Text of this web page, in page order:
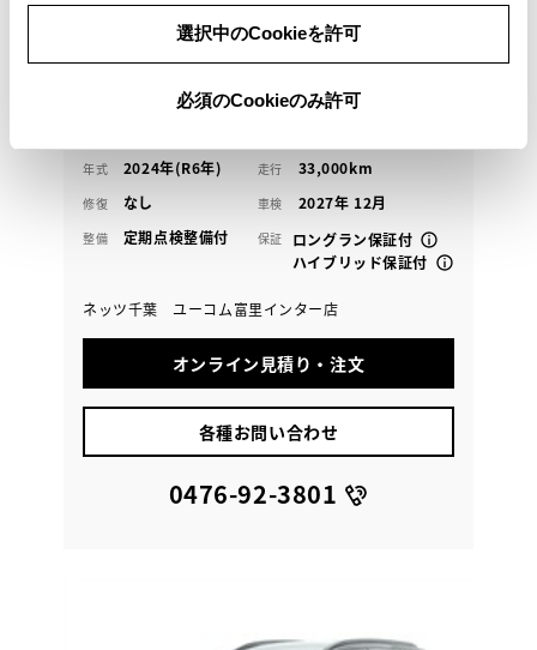
選択中のCookieを許可
必須のCookieのみ許可
315万円 12.2万円
※ 価格は展示店にて8月登録の場合 ※ 消費税10％込み
頭金・ボーナス払い0円 月々45,900円
年式 2024年(R6年) 走行 33,000km
修復 なし 車検 2027年 12月
整備 定期点検整備付 保証
ロングラン保証付
ハイブリッド保証付
ネッツ千葉 ユーコム富里インター店
オンライン見積り・注文
各種お問い合わせ
0476-92-3801